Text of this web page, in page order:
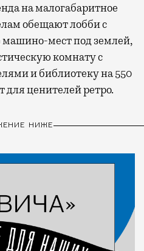
на малогабаритное
обещают лобби с
машино-мест под землей,
комнату с
и библиотеку на 550
ценителей ретро.
НИЖЕ